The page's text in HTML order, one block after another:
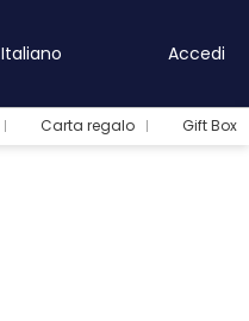
Italiano Accedi
Carta regalo Gift Box